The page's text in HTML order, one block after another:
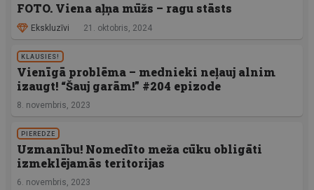
FOTO. Viena aļņa mūžs – ragu stāsts
Ekskluzīvi 21. oktobris, 2024
KLAUSIES!
Vienīgā problēma – mednieki neļauj alnim
izaugt! “Šauj garām!” #204 epizode
8. novembris, 2023
PIEREDZE
Uzmanību! Nomedīto meža cūku obligāti
izmeklējamās teritorijas
6. novembris, 2023